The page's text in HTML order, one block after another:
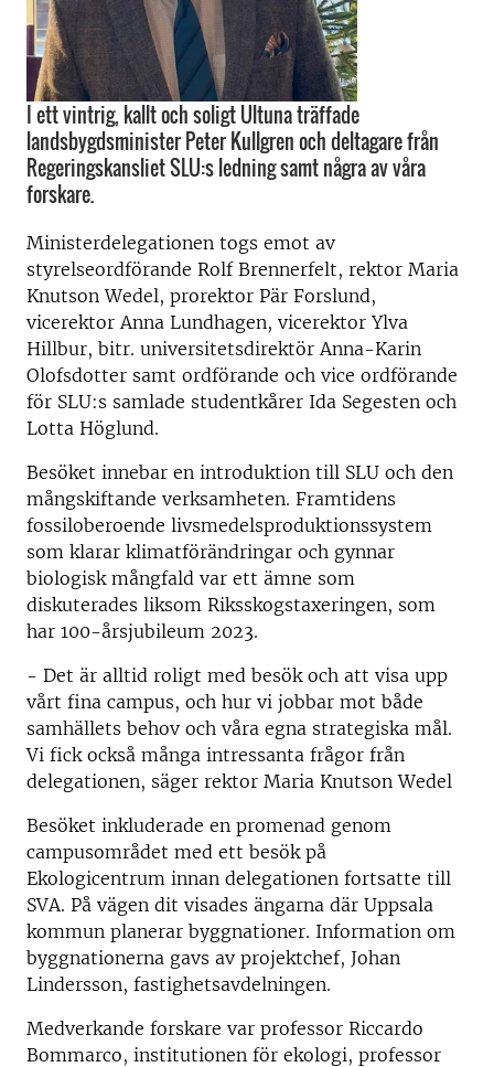
I ett vintrig, kallt och soligt Ultuna träffade
landsbygdsminister Peter Kullgren och deltagare från
Regeringskansliet SLU:s ledning samt några av våra
forskare.
Ministerdelegationen togs emot av
styrelseordförande Rolf Brennerfelt, rektor Maria
Knutson Wedel, prorektor Pär Forslund,
vicerektor Anna Lundhagen, vicerektor Ylva
Hillbur, bitr. universitetsdirektör Anna-Karin
Olofsdotter samt ordförande och vice ordförande
för SLU:s samlade studentkårer Ida Segesten och
Lotta Höglund.
Besöket innebar en introduktion till SLU och den
mångskiftande verksamheten. Framtidens
fossiloberoende livsmedelsproduktionssystem
som klarar klimatförändringar och gynnar
biologisk mångfald var ett ämne som
diskuterades liksom Riksskogstaxeringen, som
har 100-årsjubileum 2023.
- Det är alltid roligt med besök och att visa upp
vårt fina campus, och hur vi jobbar mot både
samhällets behov och våra egna strategiska mål.
Vi fick också många intressanta frågor från
delegationen, säger rektor Maria Knutson Wedel
Besöket inkluderade en promenad genom
campusområdet med ett besök på
Ekologicentrum innan delegationen fortsatte till
SVA. På vägen dit visades ängarna där Uppsala
kommun planerar byggnationer. Information om
byggnationerna gavs av projektchef, Johan
Lindersson, fastighetsavdelningen.
Medverkande forskare var professor Riccardo
Bommarco, institutionen för ekologi, professor